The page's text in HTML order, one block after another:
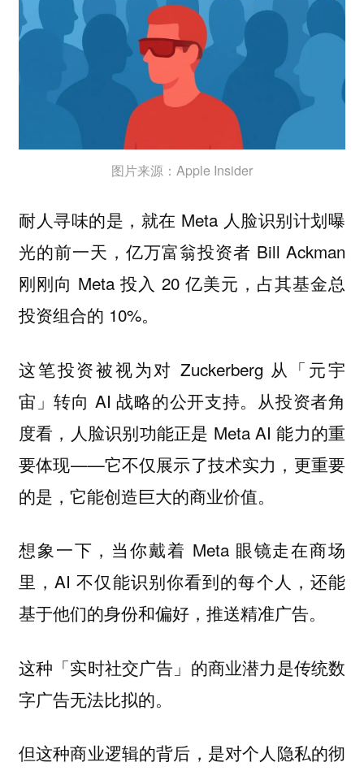
图片来源：Apple Insider
耐人寻味的是，就在 Meta 人脸识别计划曝
光的前一天，亿万富翁投资者 Bill Ackman
刚刚向 Meta 投入 20 亿美元，占其基金总
投资组合的 10%。
这笔投资被视为对 Zuckerberg 从「元宇
宙」转向 AI 战略的公开支持。从投资者角
度看，人脸识别功能正是 Meta AI 能力的重
要体现——它不仅展示了技术实力，更重要
的是，它能创造巨大的商业价值。
想象一下，当你戴着 Meta 眼镜走在商场
里，AI 不仅能识别你看到的每个人，还能
基于他们的身份和偏好，推送精准广告。
这种「实时社交广告」的商业潜力是传统数
字广告无法比拟的。
但这种商业逻辑的背后，是对个人隐私的彻